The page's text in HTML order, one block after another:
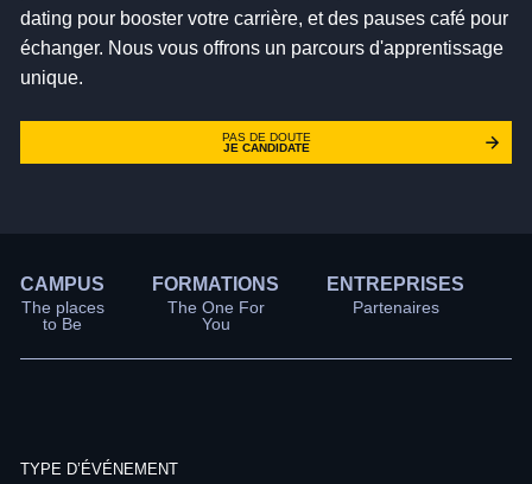
dating pour booster votre carrière, et des pauses café pour
échanger. Nous vous offrons un parcours d'apprentissage
unique.
PAS DE DOUTE
JE CANDIDATE
CAMPUS
The places
to Be
FORMATIONS
The One For
You
ENTREPRISES
Partenaires
TYPE D’ÉVÉNEMENT